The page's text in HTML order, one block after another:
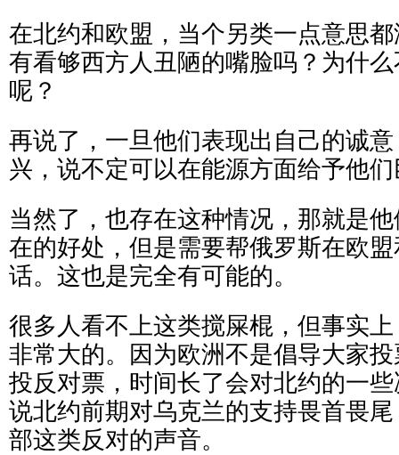
在北约和欧盟，当个另类一点意思
有看够西方人丑陋的嘴脸吗？为什
呢？
再说了，一旦他们表现出自己的诚
兴，说不定可以在能源方面给予他
当然了，也存在这种情况，那就是
在的好处，但是需要帮俄罗斯在欧
话。这也是完全有可能的。
很多人看不上这类搅屎棍，但事实
非常大的。因为欧洲不是倡导大家
投反对票，时间长了会对北约的一
说北约前期对乌克兰的支持畏首畏
部这类反对的声音。